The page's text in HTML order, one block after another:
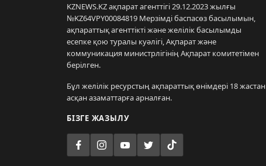
KZNEWS.KZ ақпарат агенттігі 29.12.2023 жылғы
№KZ64VPY00084819 Мерзімді баспасөз басылымын,
ақпараттық агенттікті және желілік басылымды
есепке қою туралы куәлігі, Ақпарат және
коммуникация министрлігінің Ақпарат комитетімен
берілген.
Бұл желілік ресурстың ақпараттық өнімдері 18 жастан
асқан азаматтарға арналған.
БІЗГЕ ЖАЗЫЛУ